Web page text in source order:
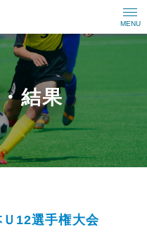
MENU
結果
12選手権大会